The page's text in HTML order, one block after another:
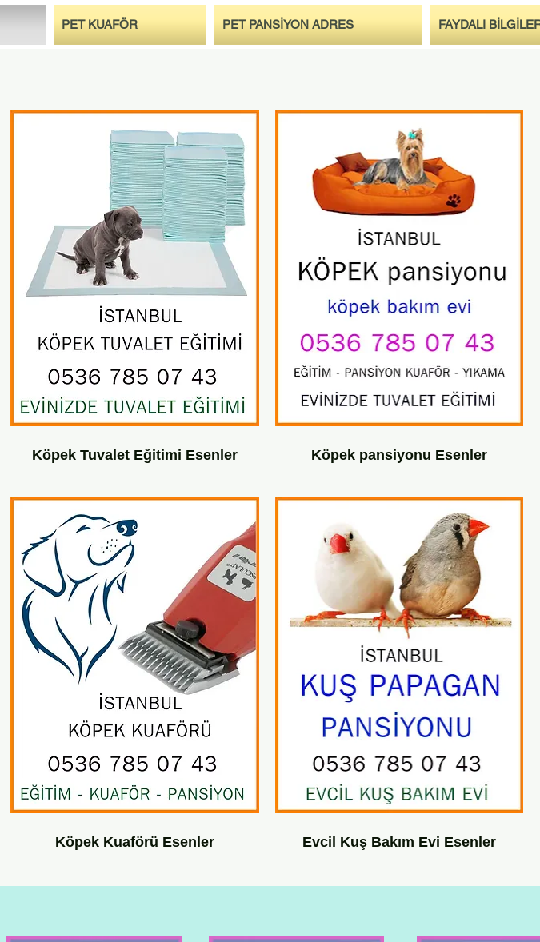
PET KUAFÖR PET PANSİYON ADRES FAYDALI
Köpek Tuvalet Eğitimi Esenler Köpek pansiyonu Esenler
Köpek Kuaförü Esenler Evcil Kuş Bakım Evi Esenler